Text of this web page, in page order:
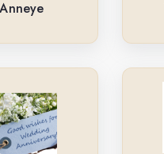
Anneye